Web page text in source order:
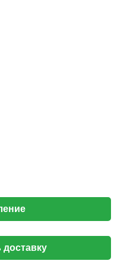
доставку